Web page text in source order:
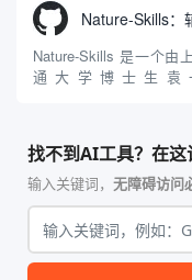
Windows 平台。当用户使
面版 Gemini 客户
Antigravity IDE ...
Nature-Skills 是一个由
通大学博士生袁
合，专为顶级学术期
Nature、Science、Cell
的论文撰写与发表流程
该工具集以智能体插...
找不到AI工具？在这
输入关键词， 无障碍访问